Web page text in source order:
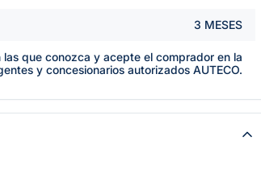
3 MESES
que conozca y acepte el comprador en la
y concesionarios autorizados AUTECO.